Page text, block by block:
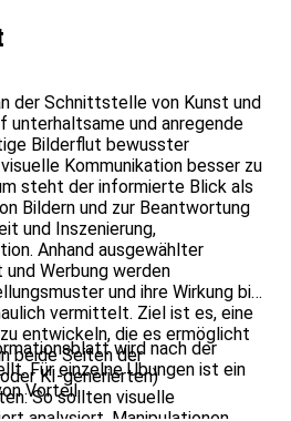
der Schnittstelle von Kunst und
unterhaltsame und anregende
Bilderflut bewusster
Kommunikation besser zu
steht der informierte Blick als
Bildern und zur Beantwortung
und Inszenierung,
Anhand ausgewählter
und Werbung werden
und ihre Wirkung bis
vermittelt. Ziel ist es, eine
entwickeln, die es ermöglicht
beide Seiten der
KI-generierten)
So sollten visuelle
wird nach der
Für einzelne Übungen ist ein
Vorteil.